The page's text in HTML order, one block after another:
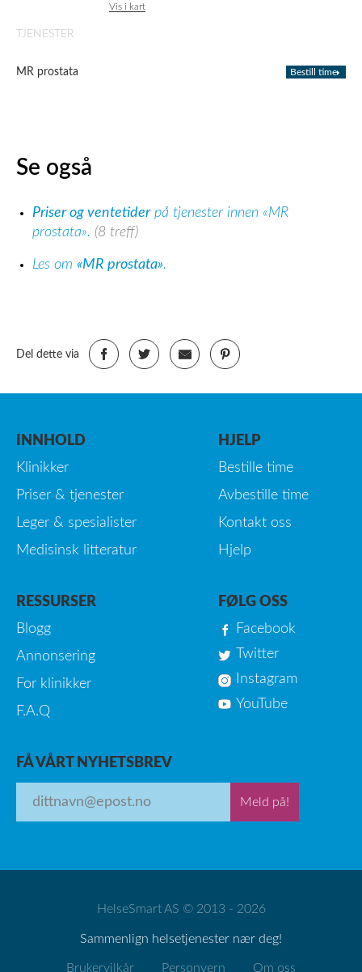
Vis i kart
TJENESTER
MR prostata Bestill time
Se også
Priser og ventetiderpå tjenester innen «MR
prostata». (8 treff)
Les om «MR prostata».
Del dette via
INNHOLD
Klinikker
Priser & tjenester
Leger & spesialister
Medisinsk litteratur
HJELP
Bestille time
Avbestille time
Kontakt oss
Hjelp
RESSURSER
Blogg
Annonsering
For klinikker
F.A.Q
FØLG OSS
Facebook
Twitter
Instagram
YouTube
FÅ VÅRT NYHETSBREV
Meld på!
HelseSmart AS © 2013 - 2026
Sammenlign helsetjenester nær deg!
Brukervilkår Personvern Om oss